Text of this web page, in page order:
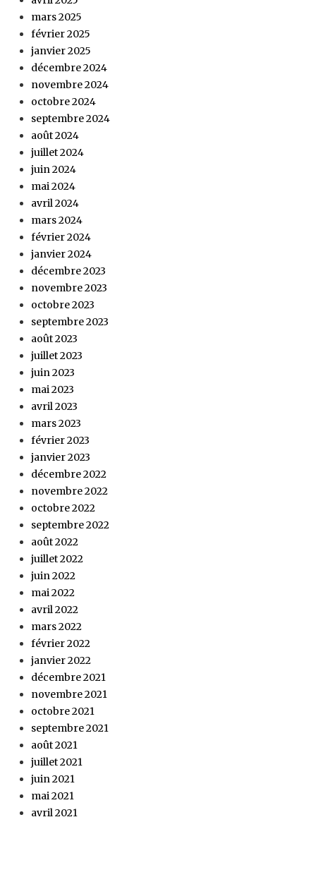
mars 2025
février 2025
janvier 2025
décembre 2024
novembre 2024
octobre 2024
septembre 2024
août 2024
juillet 2024
juin 2024
mai 2024
avril 2024
mars 2024
février 2024
janvier 2024
décembre 2023
novembre 2023
octobre 2023
septembre 2023
août 2023
juillet 2023
juin 2023
mai 2023
avril 2023
mars 2023
février 2023
janvier 2023
décembre 2022
novembre 2022
octobre 2022
septembre 2022
août 2022
juillet 2022
juin 2022
mai 2022
avril 2022
mars 2022
février 2022
janvier 2022
décembre 2021
novembre 2021
octobre 2021
septembre 2021
août 2021
juillet 2021
juin 2021
mai 2021
avril 2021